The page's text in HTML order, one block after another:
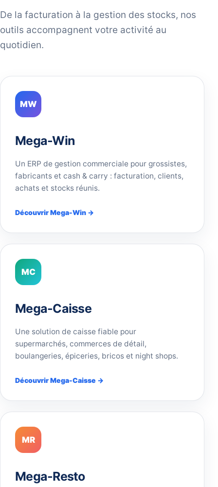
De la facturation à la gestion des stocks, nos
outils accompagnent votre activité au
quotidien.
MW
Mega-Win
Un ERP de gestion commerciale pour grossistes,
fabricants et cash & carry : facturation, clients,
achats et stocks réunis.
Découvrir Mega-Win →
MC
Mega-Caisse
Une solution de caisse fiable pour
supermarchés, commerces de détail,
boulangeries, épiceries, bricos et night shops.
Découvrir Mega-Caisse →
MR
Mega-Resto